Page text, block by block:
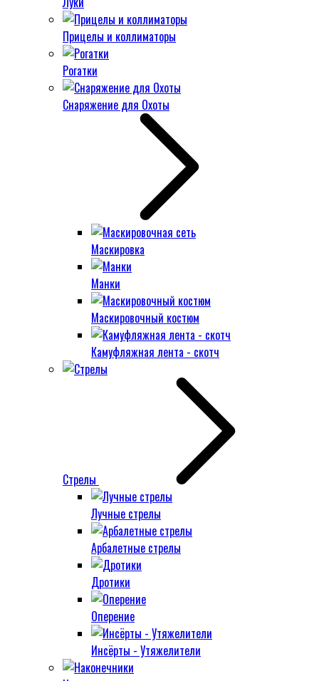
Прицелы и коллиматоры
Рогатки
Снаряжение для Охоты
Маскировка
Манки
Маскировочный костюм
Камуфляжная лента - скотч
Стрелы
Лучные стрелы
Арбалетные стрелы
Дротики
Оперение
Инсёрты - Утяжелители